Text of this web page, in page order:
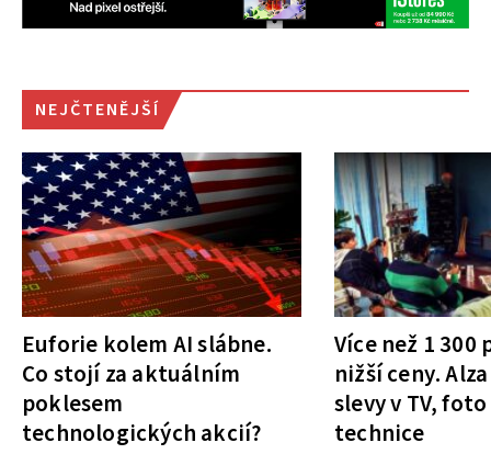
NEJČTENĚJŠÍ
Euforie kolem AI slábne.
Co stojí za aktuálním
poklesem
technologických akcií?
Více než 1
nižší ceny.
slevy v TV,
technice